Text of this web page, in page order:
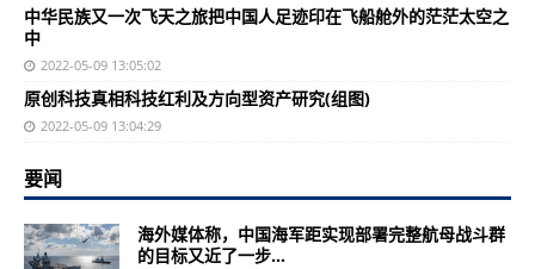
中华民族又一次飞天之旅把中国人足迹印在飞船舱外的茫茫太空之
中
2022-05-09 13:05:02
原创科技真相科技红利及方向型资产研究(组图)
2022-05-09 13:04:29
要闻
海外媒体称，中国海军距实现部署完整航母战斗群
的目标又近了一步...